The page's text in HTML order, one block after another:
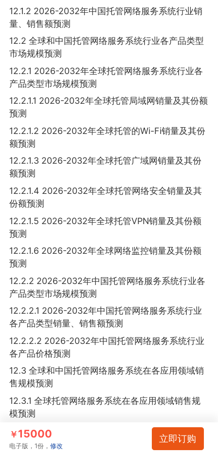
12.1.2 2026-2032年中国托管网络服务系统行业销
量、销售额预测
12.2 全球和中国托管网络服务系统行业各产品类型
市场规模预测
12.2.1 2026-2032年全球托管网络服务系统行业各
产品类型市场规模预测
12.2.1.1 2026-2032年全球托管局域网销量及其份额
预测
12.2.1.2 2026-2032年全球托管的Wi-Fi销量及其份
额预测
12.2.1.3 2026-2032年全球托管广域网销量及其份
额预测
12.2.1.4 2026-2032年全球托管网络安全销量及其
份额预测
12.2.1.5 2026-2032年全球托管VPN销量及其份额
预测
12.2.1.6 2026-2032年全球网络监控销量及其份额
预测
12.2.2 2026-2032年中国托管网络服务系统行业各
产品类型市场规模预测
12.2.2.1 2026-2032年中国托管网络服务系统行业
各产品类型销量、销售额预测
12.2.2.2 2026-2032年中国托管网络服务系统行业
各产品价格预测
12.3 全球和中国托管网络服务系统在各应用领域销
售规模预测
12.3.1 全球托管网络服务系统在各应用领域销售规
模预测
12.3.1.1 2026-2032年全球托管网络服务系统在大型
企业领域销量及其份额预测
￥15000
电子版，1份，修改
立即订购